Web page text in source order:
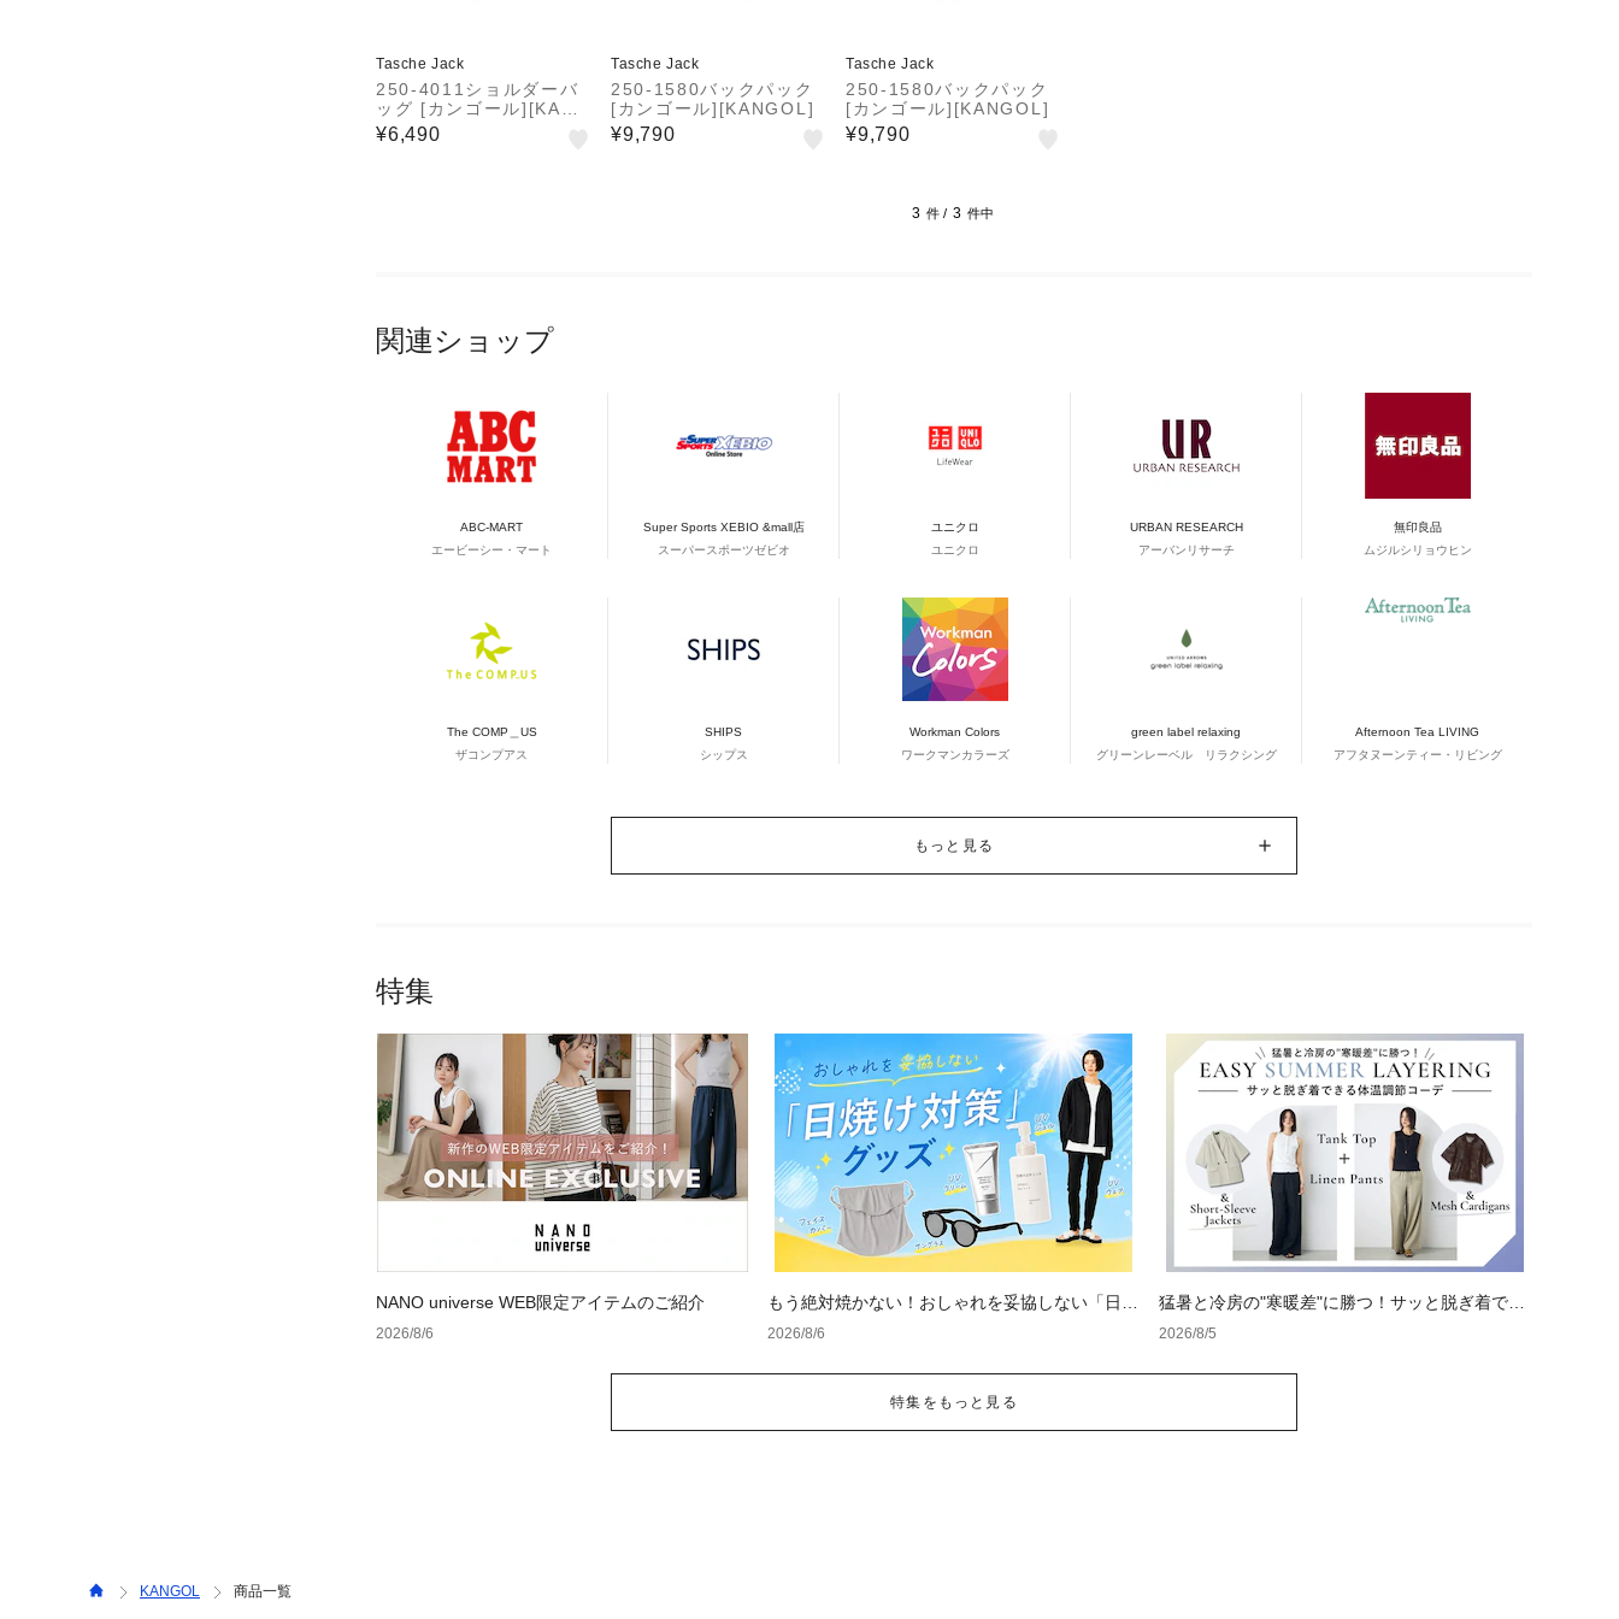
Tasche Jack
250-4011ショルダーバ
ッグ [カンゴール][KANG
OL]
¥6,490
Tasche Jack
250-1580バックパック
[カンゴール][KANGOL]
¥9,790
Tasche Jack
250-1580バックパック
[カンゴール][KANGOL]
¥9,790
3 件 / 3 件中
関連ショップ
ABC-MART
エービーシー・マート
Super Sports XEBIO &mall店
スーパースポーツゼビオ
ユニクロ
ユニクロ
URBAN RESEARCH
アーバンリサーチ
無印良品
ムジルシリョウヒン
The COMP＿US
ザコンプアス
SHIPS
シップス
Workman Colors
ワークマンカラーズ
green label relaxing
グリーンレーベル リラクシング
Afternoon Tea LIVING
アフタヌーンティー・リビング
もっと見る
特集
NANO universe WEB限定アイテムのご紹介
2026/8/6
もう絶対焼かない！おしゃれを妥協しない「日焼
け対策」グッズ
2026/8/6
猛暑と冷房の"寒暖差"に勝つ！サッと脱ぎ着でき
る体温調節コーデ
2026/8/5
特集をもっと見る
KANGOL 商品一覧